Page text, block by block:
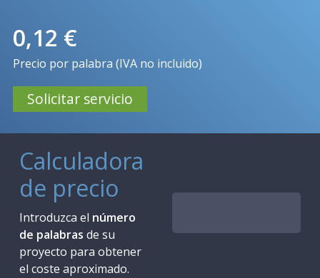
0,12 €
Precio por palabra (IVA no incluido)
Solicitar servicio
Calculadora
de precio
Introduzca el número
de palabras de su
proyecto para obtener
el coste aproximado.